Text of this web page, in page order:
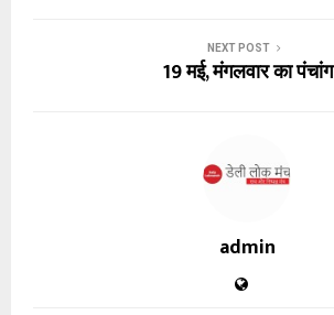
NEXT POST
19 मई, मंगलवार का पंचांग
admin